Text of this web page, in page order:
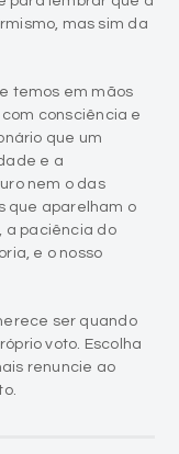
mas sim da
temos em mãos
consciência e
que um
e a
nem o das
que aparelham o
a paciência do
e o nosso
ser quando
voto. Escolha
renuncie ao